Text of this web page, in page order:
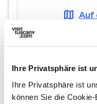
Ihre Privatsphäre ist
Ihre Privatsphäre ist
können Sie die
map Auf
3. Etappe 3
Plautilla
Santa